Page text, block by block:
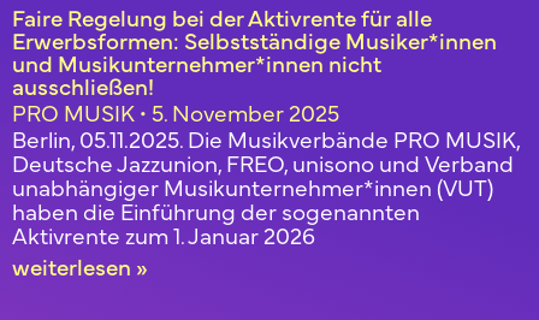
Faire Regelung bei der Aktivrente für alle
Erwerbsformen: Selbstständige Musiker*innen
und Musikunternehmer*innen nicht
ausschließen!
PRO MUSIK 5. November 2025
Berlin, 05.11.2025. Die Musikverbände PRO MUSIK,
Deutsche Jazzunion, FREO, unisono und Verband
unabhängiger Musikunternehmer*innen (VUT)
haben die Einführung der sogenannten
Aktivrente zum 1. Januar 2026
weiterlesen »